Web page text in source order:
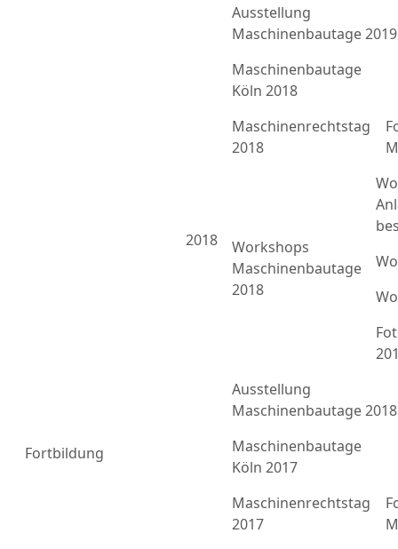
Fortbildung
Ausstellung
Maschinenbautage 2019
2018
Maschinenbautage
Köln 2018
Maschinenrechtstag
2018
Workshops
Maschinenbautage
2018
Ausstellung
Maschinenbautage 2018
Maschinenbautage
Köln 2017
Maschinenrechtstag
2017